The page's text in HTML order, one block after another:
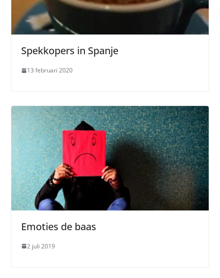
Spekkopers in Spanje
13 februari 2020
Emoties de baas
2 juli 2019